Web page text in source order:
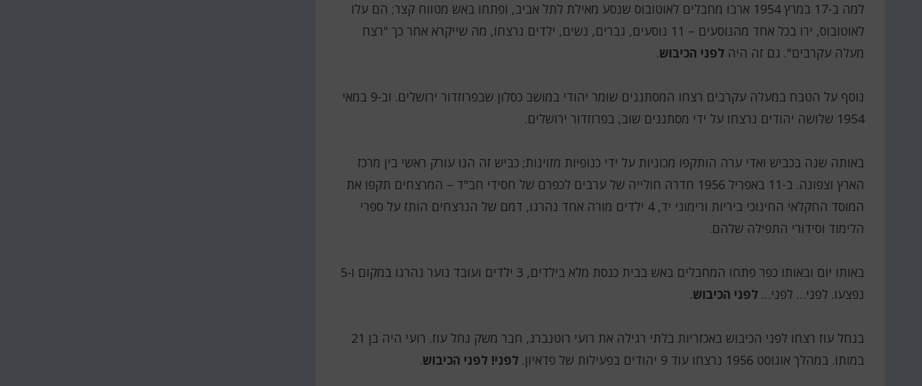
למה ב-17 במרץ 1954 ארבו מחבלים לאוטובוס שנסע מאילת לתל אביב, ופתחו באש מטווח קצר; הם עלו
לאוטובוס, ירו בכל אחד מהנוסעים – 11 נוסעים, גברים, נשים, ילדים נרצחו, מה שייקרא אחר כך "רצח
מעלה עקרבים". גם זה היהלפני הכיבוש.
נוסף על הטבח במעלה עקרבים רצחו המסתננים שומר יהודי במושב כסלון שבפרוזדור ירושלים. וב-9 במאי
1954 שלושה יהודים נרצחו על ידי מסתננים שוב, בפרוזדור ירושלים.
באותה שנה בכביש ואדי ערה הותקפו מכוניות על ידי כנופיות מזוינות; כביש זה הנו עורק ראשי בין מרכז
הארץ וצפונה. ב-11 באפריל 1956 חדרה חולייה של ערבים לכפרם של חסידי חב"ד – המרצחים תקפו את
המוסד החקלאי החינוכי ביריות ורימוני יד, 4 ילדים מורה אחד נהרגו, דמם של הנרצחים הותז על ספרי
הלימוד וסידורי התפילה שלהם.
באותו יום ובאותו כפר פתחו המחבלים באש בבית כנסת מלא בילדים, 3 ילדים ועובד נוער נהרגו במקום ו-5
נפצעו. לפני… לפני…לפני הכיבוש.
בנחל עוז רצחו לפני הכיבוש באכזריות בלתי רגילה את רועי רוטנברג, חבר משק נחל עוז. רועי היה בן 21
במותו. במהלך אוגוסט 1956 נרצחו עוד 9 יהודים בפעילות של פדאיון.
לפני! לפני הכיבוש.